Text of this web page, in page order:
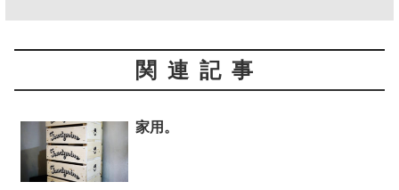
関連記事
家用。